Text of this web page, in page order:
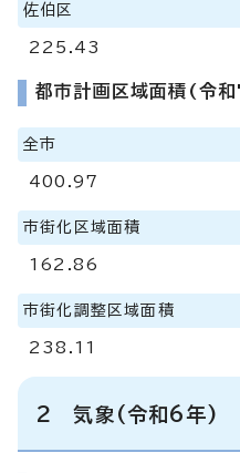
佐伯区
225.43
都市計画区域面積(令
全市
400.97
市街化区域面積
162.86
市街化調整区域面積
238.11
2 気象(令和6年)